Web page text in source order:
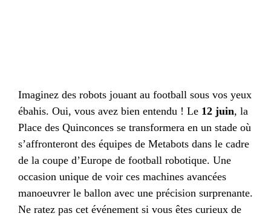
Imaginez des robots jouant au football sous vos yeux
ébahis. Oui, vous avez bien entendu ! Le 12 juin, la
Place des Quinconces se transformera en un stade où
s’affronteront des équipes de Metabots dans le cadre
de la coupe d’Europe de football robotique. Une
occasion unique de voir ces machines avancées
manoeuvrer le ballon avec une précision surprenante.
Ne ratez pas cet événement si vous êtes curieux de